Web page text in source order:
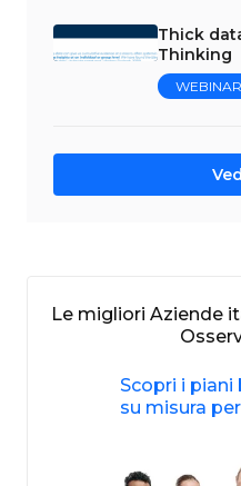
Thick
Thinking
WEBINAR
Le migliori Aziende
Scopri i piani
su misura